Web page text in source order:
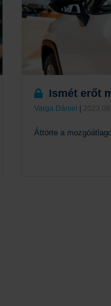
Ismét erőt
Varga Dániel |
Áttörte a